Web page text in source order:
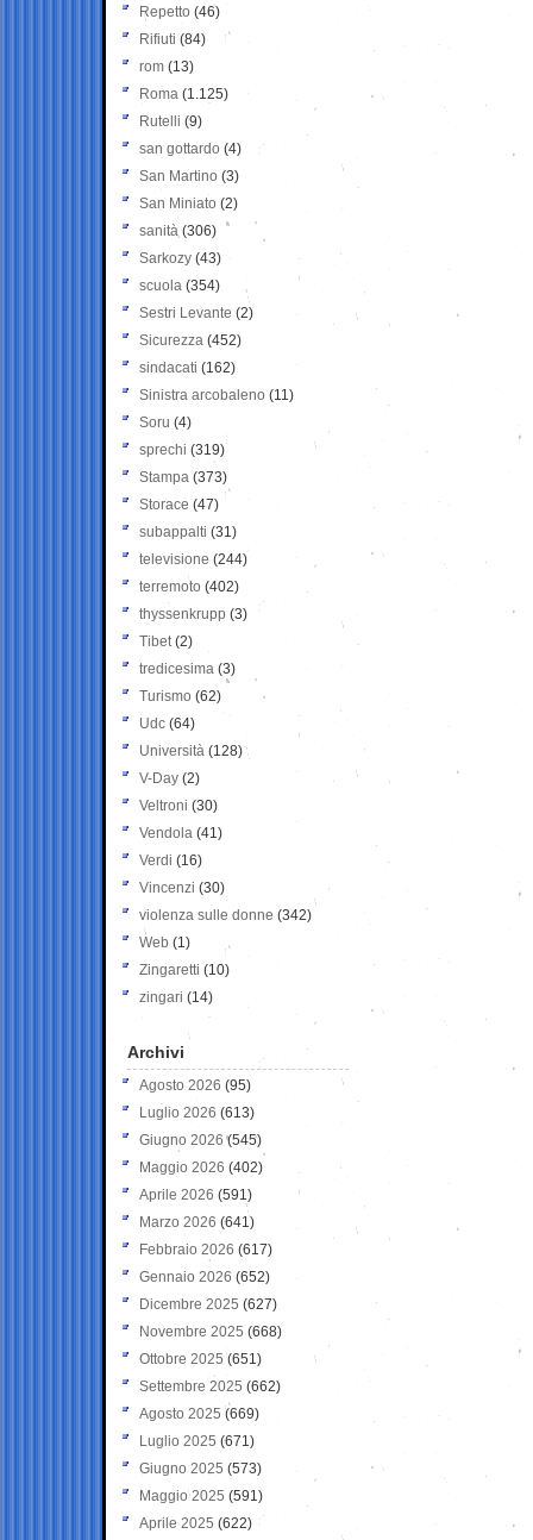
Repetto (46)
Rifiuti (84)
rom (13)
Roma (1.125)
Rutelli (9)
san gottardo (4)
San Martino (3)
San Miniato (2)
sanità (306)
Sarkozy (43)
scuola (354)
Sestri Levante (2)
Sicurezza (452)
sindacati (162)
Sinistra arcobaleno (11)
Soru (4)
sprechi (319)
Stampa (373)
Storace (47)
subappalti (31)
televisione(244)
terremoto (402)
thyssenkrupp (3)
Tibet(2)
tredicesima (3)
Turismo (62)
Udc (64)
Università (128)
V-Day (2)
Veltroni (30)
Vendola (41)
Verdi (16)
Vincenzi (30)
violenza sulle donne (342)
Web (1)
Zingaretti (10)
zingari (14)
Archivi
Agosto 2026 (95)
Luglio 2026 (613)
Giugno 2026 (545)
Maggio 2026 (402)
Aprile 2026 (591)
Marzo 2026 (641)
Febbraio 2026 (617)
Gennaio 2026 (652)
Dicembre 2025 (627)
Novembre 2025 (668)
Ottobre 2025 (651)
Settembre 2025 (662)
Agosto 2025 (669)
Luglio 2025 (671)
Giugno 2025 (573)
Maggio 2025 (591)
Aprile 2025 (622)